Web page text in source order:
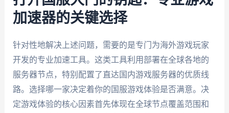
加速器的关键选择
针对性地解决上述问题，需要的是专门为海外游戏玩家
开发的专业加速工具。这类工具利用部署在全球各地的
服务器节点，特别配置了直达国内游戏服务器的优质线
路。选择哪一家决定着你的国服游戏体验是否满意。决
定游戏体验的核心因素首先体现在全球节点覆盖范围和